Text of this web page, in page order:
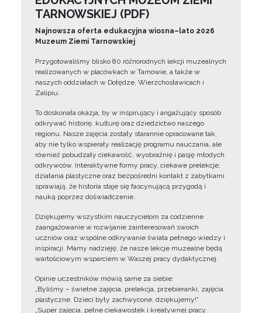
TARNOWSKIEJ (PDF)
Najnowsza oferta edukacyjna wiosna–lato 2026
Muzeum Ziemi Tarnowskiej
Przygotowaliśmy blisko 80 różnorodnych lekcji muzealnych
realizowanych w placówkach w Tarnowie, a także w
naszych oddziałach w Dołędze, Wierzchosławicach i
Zalipiu.
To doskonała okazja, by w inspirujący i angażujący sposób
odkrywać historię, kulturę oraz dziedzictwo naszego
regionu. Nasze zajęcia zostały starannie opracowane tak,
aby nie tylko wspierały realizację programu nauczania, ale
również pobudzały ciekawość, wyobraźnię i pasję młodych
odkrywców. Interaktywne formy pracy, ciekawe prelekcje,
działania plastyczne oraz bezpośredni kontakt z zabytkami
sprawiają, że historia staje się fascynującą przygodą i
nauką poprzez doświadczenie.
Dziękujemy wszystkim nauczycielom za codzienne
zaangażowanie w rozwijanie zainteresowań swoich
uczniów oraz wspólne odkrywanie świata pełnego wiedzy i
inspiracji. Mamy nadzieję, że nasze lekcje muzealne będą
wartościowym wsparciem w Waszej pracy dydaktycznej.
Opinie uczestników mówią same za siebie:
„Byliśmy – świetne zajęcia, prelekcja, przebieranki, zajęcia
plastyczne. Dzieci były zachwycone, dziękujemy!”
„Super zajęcia, pełne ciekawostek i kreatywnej pracy.